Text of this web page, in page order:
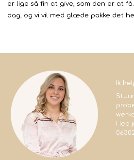
er lige så fin at give, som den er at
dag, og vi vil med glæde pakke det
Ik
Heb